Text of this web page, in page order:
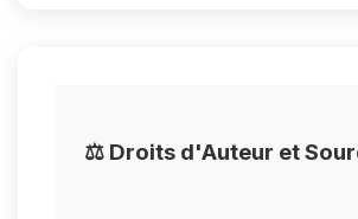
⚖️ Droits d'Auteur et